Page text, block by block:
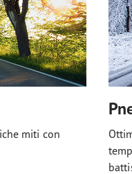
miti con